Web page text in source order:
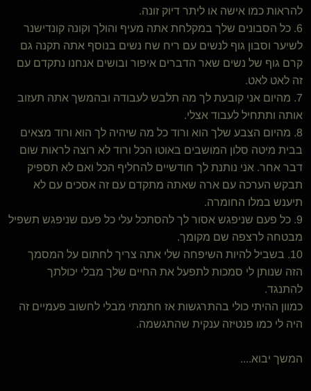
להראות כמו אישה או ליתר דיוק זונה.
6. כל הסבונים שלך במקלחת אתה מעיף והולך וקונה קונדישנר
לשיער וסבון גוף לנשים עם ריח שח נשים בנוסף אתה תקנה גם
קרם גוף של נשים שאר הדברים איפור ובושים אנחנו נתקדם עם
זה לאט לאט.
7. מהיום אני קובעת לך מה תלבש לעבודה ובהמשך אתה תעזוב
אותה ותתחיל לעבוד אצלי.
8. מהיום הצבע שלך הוא ורוד כל מה שיהיה לך הוא ורוד מצאים
בבית מיטה סלון המושבים באוטו הכל ורוד לא רוצה לראות שום
דבר אחר. אני נותנת לך חודשיים להחליף הכל ואם לא תספיק
תבקש הערכה עם ארה שאתה מתקדם עם זה אסכים עם לא
תיענש במלו החומרה.
9. כל פעם שניפגש אסור לך להסתכל עלי כל פעם שניפגש תשפיל
מבטחה לרצפה שם מקומך.
10. בשביל להיות השיפחה שלי אתה צריך לחתום על המסמך
הזה שנותן לי סמכות לתפעל את החיים שלך מבלי יכולתך
להתנגד.
כמוון ההיתי כולי בהתרגשות אז חתמתי מבלי לחשוב פעמיים זה
היה לי כמו פנטיזה ענקית שהתגשמה.
המשך יבוא....